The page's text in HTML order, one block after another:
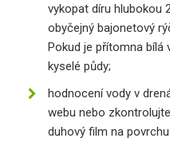
vykopat díru hlubokou
obyčejný bajonetový
Pokud je přítomna bílá
kyselé půdy;
hodnocení vody v
webu nebo
duhový film na